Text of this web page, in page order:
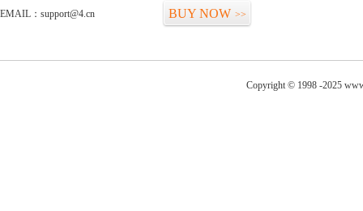
EMAIL：support@4.cn
BUY NOW >>
Copyright © 1998 -2025